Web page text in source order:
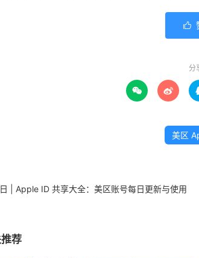

分
 
美区
| Apple ID 共享大全：美区账号每日更新与使用
荐